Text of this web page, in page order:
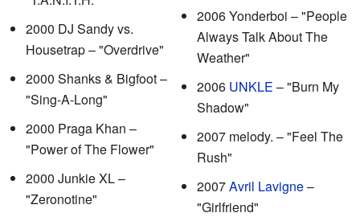
2000 DJ Sandy vs.
Housetrap – "Overdrive"
2000 Shanks & Bigfoot –
"Sing-A-Long"
2000 Praga Khan –
"Power of The Flower"
2000 Junkie XL –
"Zeronotine"
2006 Yonderboi – "People
Always Talk About The
Weather"
2006 UNKLE – "Burn My
Shadow"
2007 melody. – "Feel The
Rush"
2007Avril Lavigne–
"Girlfriend"